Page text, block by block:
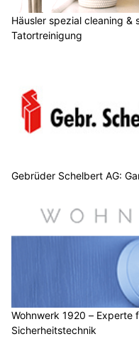
Häusler spezial cleaning &
Tatortreinigung
Gebrüder Schelbert AG:
Wohnwerk 1920 – Experte
Sicherheitstechnik